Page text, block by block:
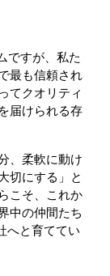
ですが、私た
最も信頼され
てクオリティ
届けられる存
、柔軟に動け
切にする」と
こそ、これか
中の仲間たち
へと育ててい